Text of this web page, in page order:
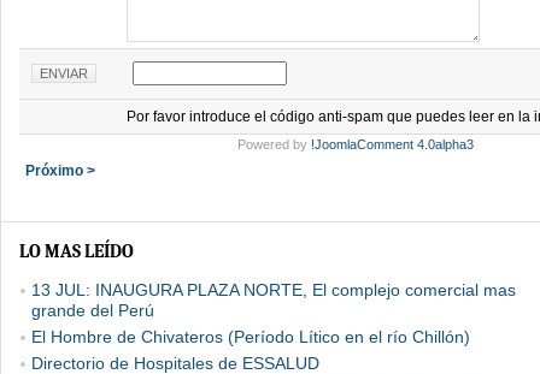
Por favor introduce el código anti-spam que puedes leer en la
Powered by !JoomlaComment 4.0alpha3
Próximo >
LO MAS LEÍDO
13 JUL: INAUGURA PLAZA NORTE, El complejo comercial mas
grande del Perú
El Hombre de Chivateros (Período Lítico en el río Chillón)
Directorio de Hospitales de ESSALUD